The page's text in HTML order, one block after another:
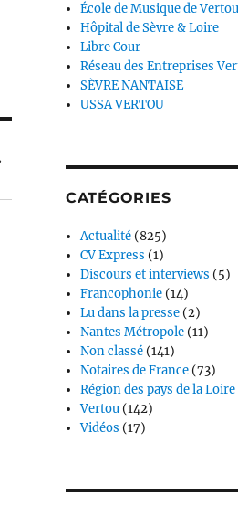
École de Musique de Vertou
Hôpital de Sèvre & Loire
Libre Cour
Réseau des Entreprises
SÈVRE NANTAISE
USSA VERTOU
CATÉGORIES
Actualité (825)
CV Express (1)
Discours et interviews (5)
Francophonie (14)
Lu dans la presse (2)
Nantes Métropole (11)
Non classé (141)
Notaires de France (73)
Région des pays de la Loire
Vertou (142)
Vidéos (17)